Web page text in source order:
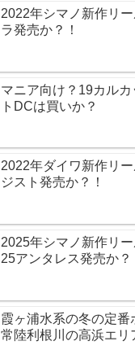
2022年シマノ新作リ
ラ発売か？！
マニア向け？19カル
トDCは買いか？
2022年ダイワ新作リ
ジスト発売か？！
2025年シマノ新作リ
25アンタレス発売か？
霞ヶ浦水系の冬の定番
常陸利根川の高浜エリ